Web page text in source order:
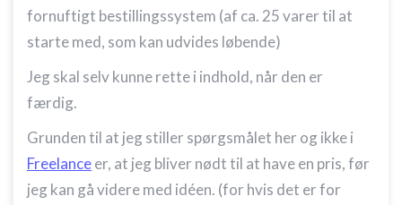
fornuftigt bestillingssystem (af ca. 25 varer til at
starte med, som kan udvides løbende)
Jeg skal selv kunne rette i indhold, når den er
færdig.
Grunden til at jeg stiller spørgsmålet her og ikke i
Freelanceer, at jeg bliver nødt til at have en pris, før
jeg kan gå videre med idéen. (for hvis det er for